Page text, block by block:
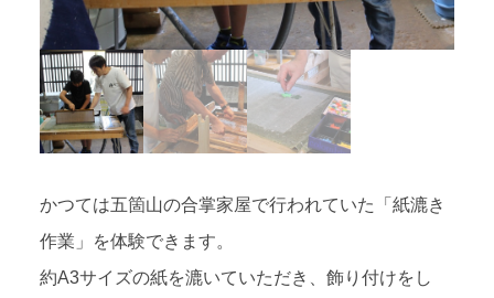
かつては五箇山の合掌家屋で行われていた「紙漉き
作業」を体験できます。
約A3サイズの紙を漉いていただき、飾り付けをし